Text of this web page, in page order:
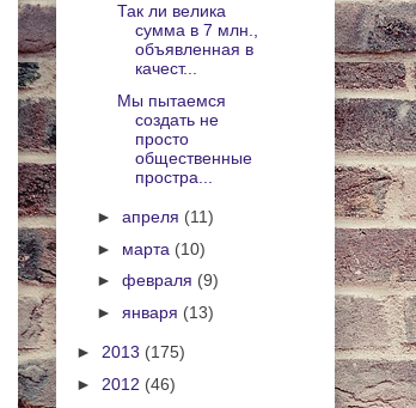
Так ли велика
сумма в 7 млн.,
объявленная в
качест...
Мы пытаемся
создать не
просто
общественные
простра...
► апреля (11)
► марта (10)
► февраля (9)
► января (13)
► 2013 (175)
► 2012 (46)